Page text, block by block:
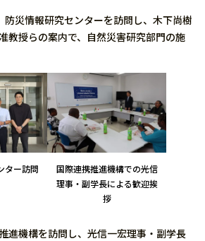
災情報研究センターを訪問し、木下尚樹
教授らの案内で、自然災害研究部門の施
ター訪問
国際連携推進機構での光信
理事・副学長による歓迎挨
拶
進機構を訪問し、光信一宏理事・副学長